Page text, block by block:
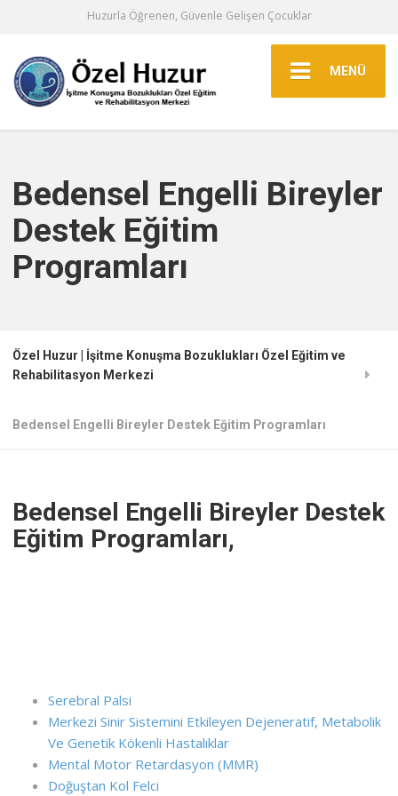
Huzurla Öğrenen, Güvenle Gelişen Çocuklar
MENÜ
Bedensel Engelli Bireyler
Destek Eğitim
Programları
Özel Huzur | İşitme Konuşma Bozuklukları Özel Eğitim ve
Rehabilitasyon Merkezi
Bedensel Engelli Bireyler Destek Eğitim Programları
Bedensel Engelli Bireyler Destek
Eğitim Programları,
Serebral Palsi
Merkezi Sinir Sistemini Etkileyen Dejeneratif, Metabolik
Ve Genetik Kökenli Hastalıklar
Mental Motor Retardasyon (MMR)
Doğuştan Kol Felci